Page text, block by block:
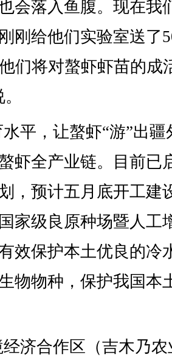
会落入鱼腹。现在我
刚给他们实验室送了
们将对螯虾虾苗的成
平，让螯虾“游”出
虾全产业链。目前已
，预计五月底开工建
家级良原种场暨人工
效保护本土优良的冷
物物种，保护我国本
济合作区（吉木乃